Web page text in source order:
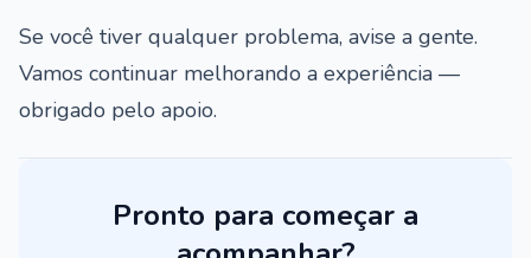
Se você tiver qualquer problema, avise a gente.
Vamos continuar melhorando a experiência —
obrigado pelo apoio.
Pronto para começar a